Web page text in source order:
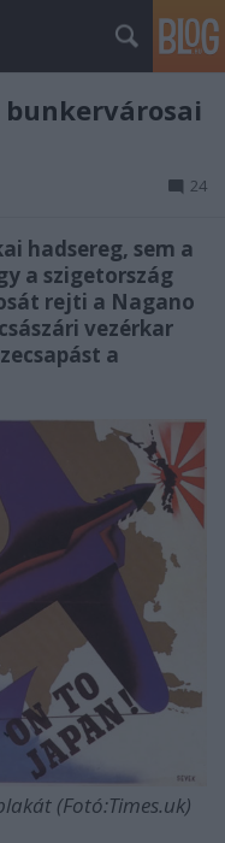
24
hadsereg, sem a
a szigetország
rejti a Nagano
vezérkar
a
(Fotó:Times.uk)